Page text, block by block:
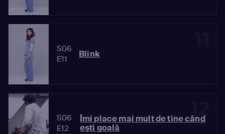
S06
E11
Blink
12
S06
E12
Îmi place mai mult de tine când
eşti goală